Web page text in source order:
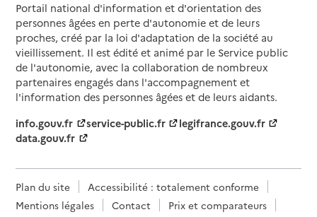
Portail national d'information et d'orientation des
personnes âgées en perte d'autonomie et de leurs
proches, créé par la loi d'adaptation de la société au
vieillissement. Il est édité et animé par le Service public
de l'autonomie, avec la collaboration de nombreux
partenaires engagés dans l'accompagnement et
l'information des personnes âgées et de leurs aidants.
info.gouv.fr
service-public.fr
legifrance.gouv.fr
data.gouv.fr
Plan du site
Accessibilité : totalement conforme
Mentions légales
Contact
Prix et comparateurs